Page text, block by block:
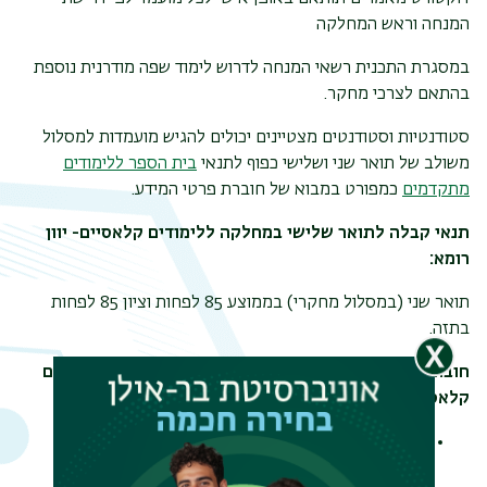
המנחה וראש המחלקה
במסגרת התכנית רשאי המנחה לדרוש לימוד שפה מודרנית נוספת
בהתאם לצרכי מחקר.
סטודנטיות וסטודנטים מצטיינים יכולים להגיש מועמדות למסלול
משולב של תואר שני ושלישי כפוף לתנאי בית הספר ללימודים
מתקדמים כמפורט במבוא של חוברת פרטי המידע.
תנאי קבלה לתואר שלישי במחלקה ללימודים קלאסיים- יוון
רומא:
תואר שני (במסלול מחקרי) בממוצע 85 לפחות וציון 85 לפחות
בתזה.
חובות אקדמיות בלימודי התואר השלישי במחלקה ללימודים
קלאסיים- יוון רומא:
ידיעת/השלמת שתי השפות העתיקות, יוונית עתיקה